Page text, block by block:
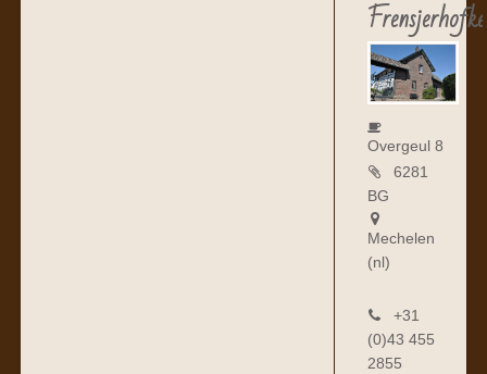
Frensjerhofke
Overgeul 8
6281
BG
Mechelen
(nl)
+31
(0)43 455
2855